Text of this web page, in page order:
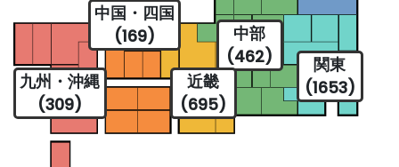
関東
(1653)
中部
(462)
近畿
(695)
中国・四国
(169)
九州・沖縄
(309)